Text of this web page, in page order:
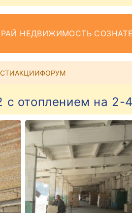
НЕДВИЖИМОСТЬ
АКЦИИФОРУМ
отоплением на 2-